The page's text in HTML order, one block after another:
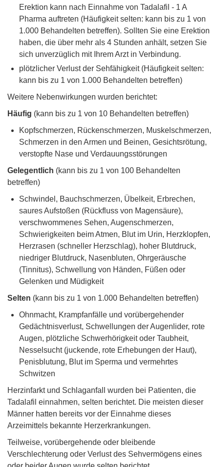
Erektion kann nach Einnahme von Tadalafil - 1 A
Pharma auftreten (Häufigkeit selten: kann bis zu 1 von
1.000 Behandelten betreffen). Sollten Sie eine Erektion
haben, die über mehr als 4 Stunden anhält, setzen Sie
sich unverzüglich mit Ihrem Arzt in Verbindung.
plötzlicher Verlust der Sehfähigkeit (Häufigkeit selten:
kann bis zu 1 von 1.000 Behandelten betreffen)
Weitere Nebenwirkungen wurden berichtet:
Häufig (kann bis zu 1 von 10 Behandelten betreffen)
Kopfschmerzen, Rückenschmerzen, Muskelschmerzen,
Schmerzen in den Armen und Beinen, Gesichtsrötung,
verstopfte Nase und Verdauungsstörungen
Gelegentlich (kann bis zu 1 von 100 Behandelten
betreffen)
Schwindel, Bauchschmerzen, Übelkeit, Erbrechen,
saures Aufstoßen (Rückfluss von Magensäure),
verschwommenes Sehen, Augenschmerzen,
Schwierigkeiten beim Atmen, Blut im Urin, Herzklopfen,
Herzrasen (schneller Herzschlag), hoher Blutdruck,
niedriger Blutdruck, Nasenbluten, Ohrgeräusche
(Tinnitus), Schwellung von Händen, Füßen oder
Gelenken und Müdigkeit
Selten (kann bis zu 1 von 1.000 Behandelten betreffen)
Ohnmacht, Krampfanfälle und vorübergehender
Gedächtnisverlust, Schwellungen der Augenlider, rote
Augen, plötzliche Schwerhörigkeit oder Taubheit,
Nesselsucht (juckende, rote Erhebungen der Haut),
Penisblutung, Blut im Sperma und vermehrtes
Schwitzen
Herzinfarkt und Schlaganfall wurden bei Patienten, die
Tadalafil einnahmen, selten berichtet. Die meisten dieser
Männer hatten bereits vor der Einnahme dieses
Arzeimittels bekannte Herzerkrankungen.
Teilweise, vorübergehende oder bleibende
Verschlechterung oder Verlust des Sehvermögens eines